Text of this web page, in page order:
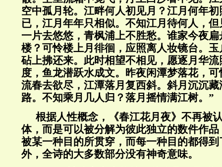
空中孤月轮。江畔何人初见月？江月何年
已，江月年年只相似。不知江月待何人，
一片去悠悠，青枫浦上不胜愁。谁家今夜
楼？可怜楼上月徘徊，应照离人妆镜台。
砧上拂还来。此时相望不相见，愿逐月华
度，鱼龙潜跃水成文。昨夜闲潭梦落花，
流春去欲尽，江潭落月复西斜。斜月沉沉
路。不知乘月几人归？落月摇情满江树。”
根据人性概念，《春江花月夜》不再被
体，而是可以被分解为彼此独立的数件作
被某一种目的所贯穿，而每一种目的都得
外，全诗的大多数部分没有神奇意味。